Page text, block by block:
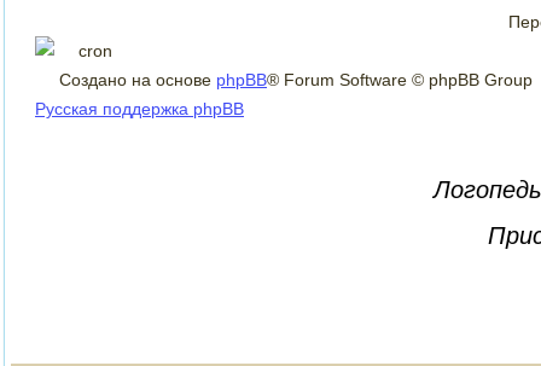
Создано на основе phpBB® Forum Software © phpBB Group
Русская поддержка phpBB